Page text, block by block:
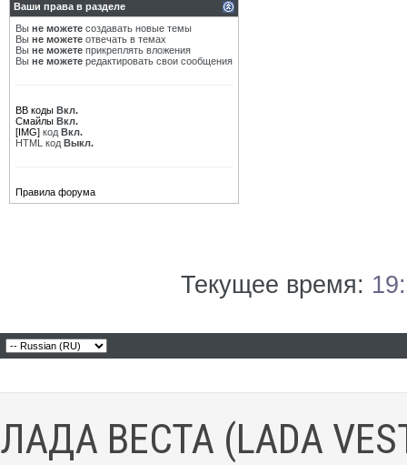
Ваши права в разделе
Вы не можете создавать новые темы
Вы не можете отвечать в темах
Вы не можете прикреплять вложения
Вы не можете редактировать свои сообщения
BB коды Вкл.
Смайлы Вкл.
[IMG] код Вкл.
HTML код Выкл.
Правила форума
Текущее время:
ЛАДА ВЕСТА (LADA